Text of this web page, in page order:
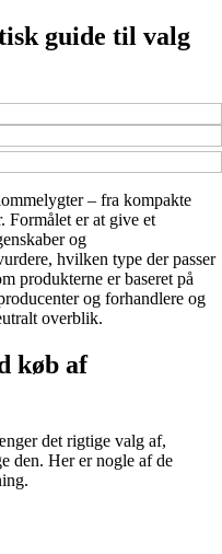
guide til valg
– fra kompakte
Formålet er at give et
og
hvilken type der passer
produkterne er baseret på
og forhandlere og
overblik.
køb af
det rigtige valg af,
den. Her er nogle af de